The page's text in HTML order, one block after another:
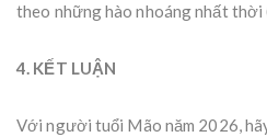
theo những hào nhoáng nhất thời
4. KẾT LUẬN
Với người tuổi Mão năm 2026,